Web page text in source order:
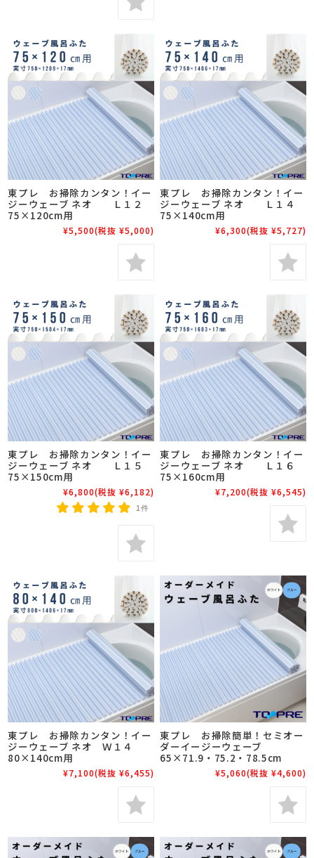
東プレ お掃除カンタン！イー
ジーウェーブ ネオ Ｌ１２
75×120cm用
¥5,500(税抜 ¥5,000)
東プレ お掃除カンタン！イー
ジーウェーブ ネオ Ｌ１４
75×140cm用
¥6,300(税抜 ¥5,727)
東プレ お掃除カンタン！イー
ジーウェーブ ネオ Ｌ１５
75×150cm用
¥6,800(税抜 ¥6,182)
1件
東プレ お掃除カンタン！イー
ジーウェーブ ネオ Ｌ１６
75×160cm用
¥7,200(税抜 ¥6,545)
東プレ お掃除カンタン！イー
ジーウェーブ ネオ Ｗ１４
80×140cm用
¥7,100(税抜 ¥6,455)
東プレ お掃除簡単！セミオー
ダーイージーウェーブ
65×71.9・75.2・78.5cm
¥5,060(税抜 ¥4,600)